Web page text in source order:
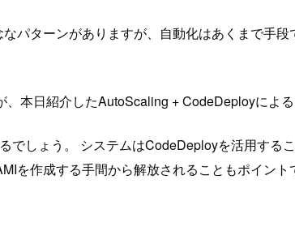
パターンがありますが、自動化はあくまで手
本日紹介したAutoScaling + CodeDeployによる
しょう。 システムはCodeDeployを活用する
を作成する手間から解放されることもポイン